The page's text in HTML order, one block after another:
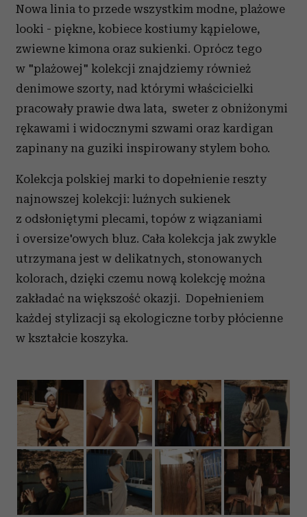
Nowa linia to przede wszystkim modne, plażowe
looki - piękne, kobiece kostiumy kąpielowe,
zwiewne kimona oraz sukienki. Oprócz tego
w "plażowej" kolekcji znajdziemy również
denimowe szorty, nad którymi właścicielki
pracowały prawie dwa lata, sweter z obniżonymi
rękawami i widocznymi szwami oraz kardigan
zapinany na guziki inspirowany stylem boho.
Kolekcja polskiej marki to dopełnienie reszty
najnowszej kolekcji: luźnych sukienek
z odsłoniętymi plecami, topów z wiązaniami
i oversize'owych bluz. Cała kolekcja jak zwykle
utrzymana jest w delikatnych, stonowanych
kolorach, dzięki czemu nową kolekcję można
zakładać na większość okazji. Dopełnieniem
każdej stylizacji są ekologiczne torby płócienne
w kształcie koszyka.